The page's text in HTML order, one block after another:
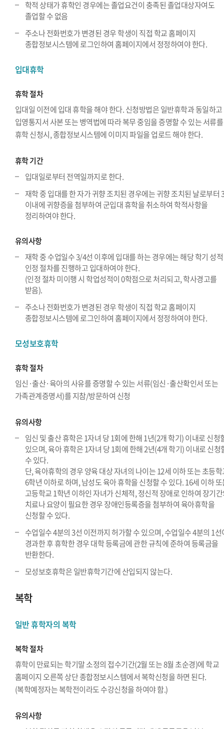
학적 상태가 휴학인 경우에는 졸업요건이 충족된 졸업대상자여도
졸업할 수 없음
주소나 전화번호가 변경된 경우 학생이 직접 학교 홈페이지
종합정보시스템에 로그인하여 홈페이지에서 정정하여야 한다.
입대휴학
휴학 절차
입대일 이전에 입대 휴학을 해야 한다. 신청방법은 일반휴학과 동일하고
입영통지서 사본 또는 병역법에 따라 복무 중임을 증명할 수 있는 서류를
휴학 신청시, 종합정보시스템에 이미지 파일을 업로드 해야 한다.
휴학 기간
입대일로부터 전역일까지로 한다.
재학 중 입대를 한 자가 귀향 조치된 경우에는 귀향 조치된 날로부터
이내에 귀향증을 첨부하여 군입대 휴학을 취소하여 학적사항을
정리하여야 한다.
유의사항
재학 중 수업일수 3/4선 이후에 입대를 하는 경우에는 해당 학기 성적
인정 절차를 진행하고 입대하여야 한다.
(인정 절차 미이행 시 학업성적이 0학점으로 처리되고, 학사경고를
받음).
주소나 전화번호가 변경된 경우 학생이 직접 학교 홈페이지
종합정보시스템에 로그인하여 홈페이지에서 정정하여야 한다.
모성보호휴학
휴학 절차
임신·출산·육아의 사유를 증명할 수 있는 서류(임신·출산확인서 또는
가족관계증명서)를 지참/방문하여 신청
유의사항
임신 및 출산 휴학은 1자녀 당 1회에 한해 1년(2개 학기) 이내로 신청
있으며, 육아 휴학은 1자녀 당 1회에 한해 2년(4개 학기) 이내로 신청
수 있다.
단, 육아휴학의 경우 양육 대상 자녀의 나이는 12세 이하 또는 초등
6학년 이하로 하며, 남성도 육아 휴학을 신청할 수 있다. 16세 이하
고등학교 1학년 이하인 자녀가 신체적, 정신적 장애로 인하여 장기
치료나 요양이 필요한 경우 장애인등록증을 첨부하여 육아휴학을
신청할 수 있다.
수업일수 4분의 3선 이전까지 허가할 수 있으며, 수업일수 4분의 1선
경과한 후 휴학한 경우 대학 등록금에 관한 규칙에 준하여 등록금을
반환한다.
모성보호휴학은 일반휴학기간에 산입되지 않는다.
복학
일반 휴학자의 복학
복학 절차
휴학이 만료되는 학기말 소정의 접수기간(2월 또는 8월 초순경)에 학교
홈페이지 오른쪽 상단 종합정보시스템에서 복학신청을 하면 된다.
(복학예정자는 복학전이라도 수강신청을 하여야 함.)
유의사항